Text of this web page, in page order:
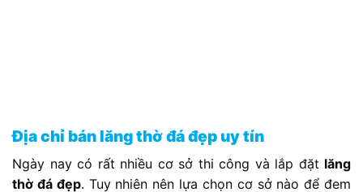
Địa chỉ bán lăng thờ đá đẹp uy tín
Ngày nay có rất nhiều cơ sở thi công và lắp đặt lăng
thờ đá đẹp. Tuy nhiên nên lựa chọn cơ sở nào để đem